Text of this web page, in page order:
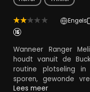
Engels
Wanneer Ranger
houdt vanuit de
routine plotseling in
sporen, gewonde
weten dan ze
Lees meer